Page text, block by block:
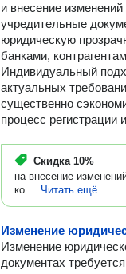
физлице. Если же ваша
то официальная
сдавать пустые отчеты.
контролем защитит
будущем. Я гарантирую,
пройдут в строгом
ликвидация ООО может
закрыть все вопросы вовремя. Я работаю через
электронные сервисы,
документов или
нужно надежное
изготовление печатей,
чтобы регистрация ИП
нервы. Я дорожу своей
номеру в профиле или
ситуацию, и я сразу
сколько будет стоить
и внесение
учредительные
юридическую
банками,
Индивидуальный
актуальных
существенно
процесс регистрации
Скидка 10%
на внесение
ко...
Читать ещё
Изменение
документах